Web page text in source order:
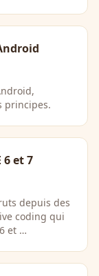
principes.
6 et 7
depuis des
coding qui
et …